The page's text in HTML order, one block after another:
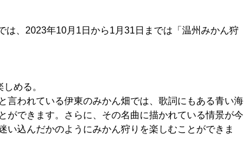
は、2023年10月1日から1月31日までは「温州みかん狩
める。
言われている伊東のみかん畑では、歌詞にもある青い海
ができます。さらに、その名曲に描かれている情景が今
い込んだかのようにみかん狩りを楽しむことができま